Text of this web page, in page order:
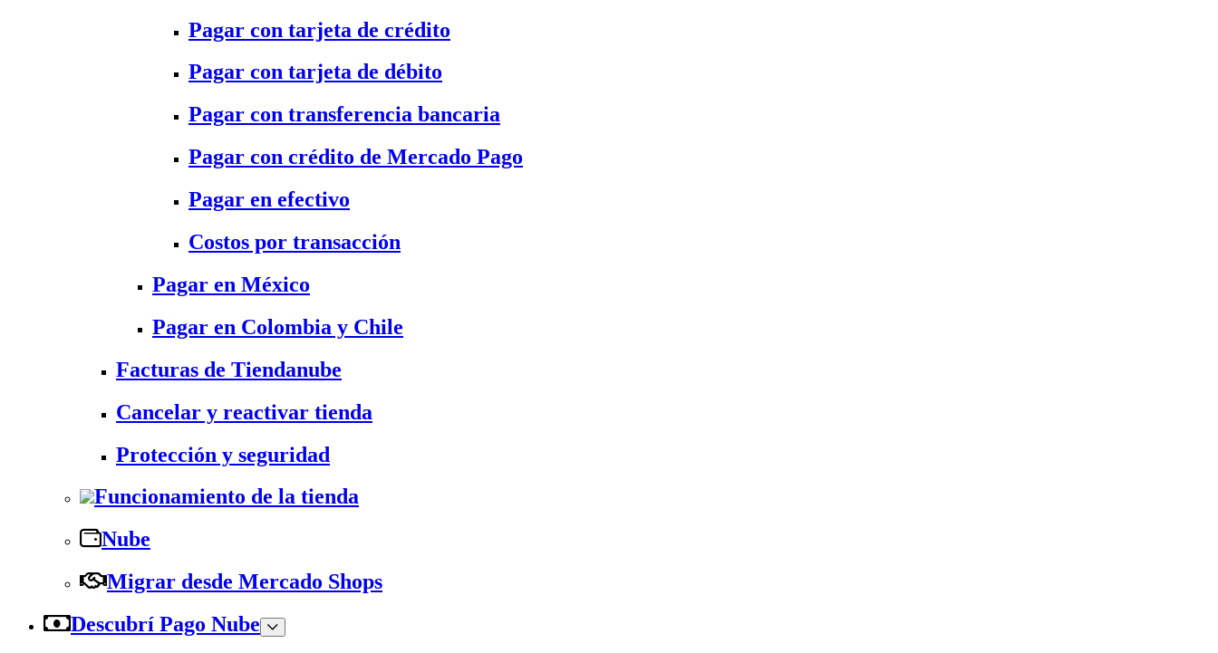
Pagar con tarjeta de crédito
Pagar con tarjeta de débito
Pagar con transferencia bancaria
Pagar con crédito de Mercado Pago
Pagar en efectivo
Costos por transacción
Pagar en México
Pagar en Colombia y Chile
Facturas de Tiendanube
Cancelar y reactivar tienda
Protección y seguridad
Funcionamiento de la tienda
Nube
Migrar desde Mercado Shops
Descubrí Pago Nube